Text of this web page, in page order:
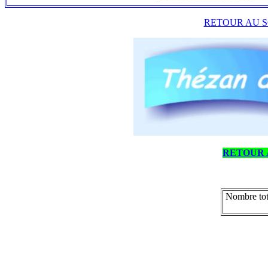
RETOUR AU
RETOUR
Nombre